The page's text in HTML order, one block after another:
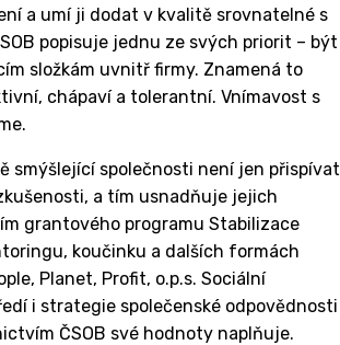
a umí ji dodat v kvalitě srovnatelné s
popisuje jednu ze svých priorit – být
složkám uvnitř firmy. Znamená to
chápaví a tolerantní. Vnímavost s
smýšlející společnosti není jen přispívat
a tím usnadňuje jejich
grantového programu Stabilizace
koučinku a dalších formách
Planet, Profit, o.p.s. Sociální
i strategie společenské odpovědnosti
ČSOB své hodnoty naplňuje.